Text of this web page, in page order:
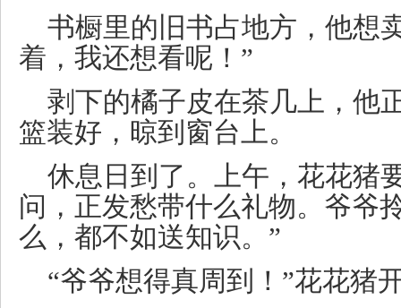
书橱里的旧书占地方，他想
着，我还想看呢！”
剥下的橘子皮在茶几上，他
篮装好，晾到窗台上。
休息日到了。上午，花花猪
问，正发愁带什么礼物。爷爷
么，都不如送知识。”
“爷爷想得真周到！”花花猪